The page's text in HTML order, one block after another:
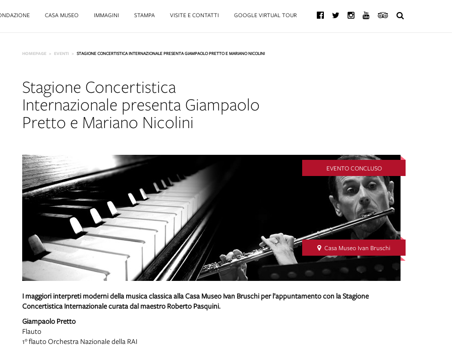
CASA MUSEO IMMAGINI STAMPA VISITE E CONTATTI GOOGLE VIRTUAL TOUR
HOMEPAGE EVENTI STAGIONE CONCERTISTICA INTERNAZIONALE PRESENTA GIAMPAOLO PRETTO E MARIANO NICOLINI
Stagione Concertistica
Internazionale presenta Giampaolo
Pretto e Mariano Nicolini
EVENTO CONCLUSO
Casa Museo Ivan Bruschi
I maggiori interpreti moderni della musica classica alla Casa Museo Ivan Bruschi per l’appuntamento con la Stagione
Concertistica Internazionale curata dal maestro Roberto Pasquini.
Giampaolo Pretto
Flauto
1° flauto Orchestra Nazionale della RAI